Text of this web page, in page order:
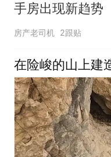
手房出现新趋势
房产老司机 2跟贴
在险峻的山上建